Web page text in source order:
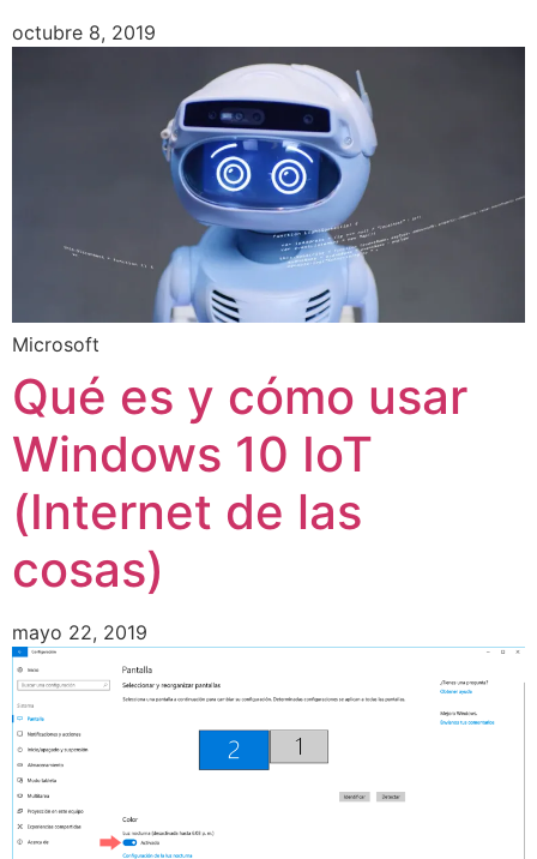
octubre 8, 2019
Microsoft
Qué es y cómo usar
Windows 10 IoT
(Internet de las
cosas)
mayo 22, 2019